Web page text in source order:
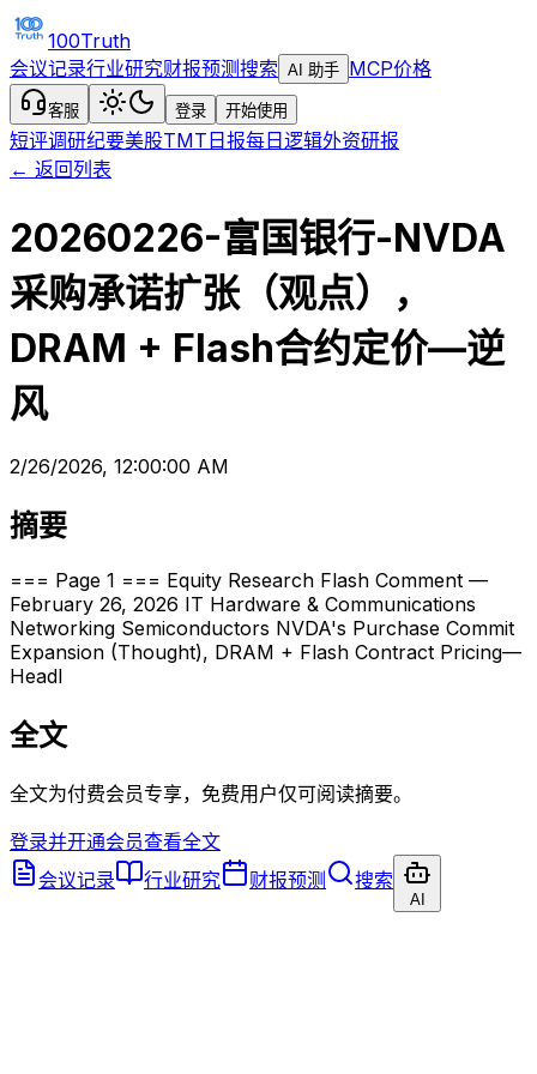
100Truth
会议记录行业研究财报预测搜索 AI 助手 MCP价格
客服 登录 开始使用
短评调研纪要美股TMT日报每日逻辑外资研报
← 返回列表
20260226-富国银行-NVDA
采购承诺扩张（观点），
DRAM + Flash合约定价—逆
风
2/26/2026, 12:00:00 AM
摘要
=== Page 1 === Equity Research Flash Comment —
February 26, 2026 IT Hardware & Communications
Networking Semiconductors NVDA's Purchase Commit
Expansion (Thought), DRAM + Flash Contract Pricing—
Headl
全文
全文为付费会员专享，免费用户仅可阅读摘要。
登录并开通会员查看全文
会议记录
行业研究 财报预测 搜索
AI